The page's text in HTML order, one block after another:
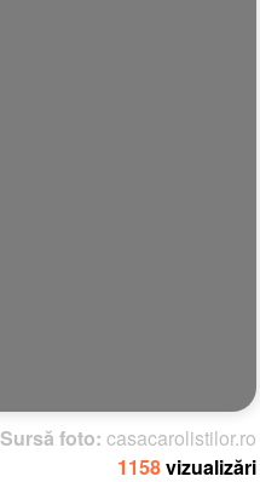
Sursă foto:casacarolistilor.ro
1158vizualizări